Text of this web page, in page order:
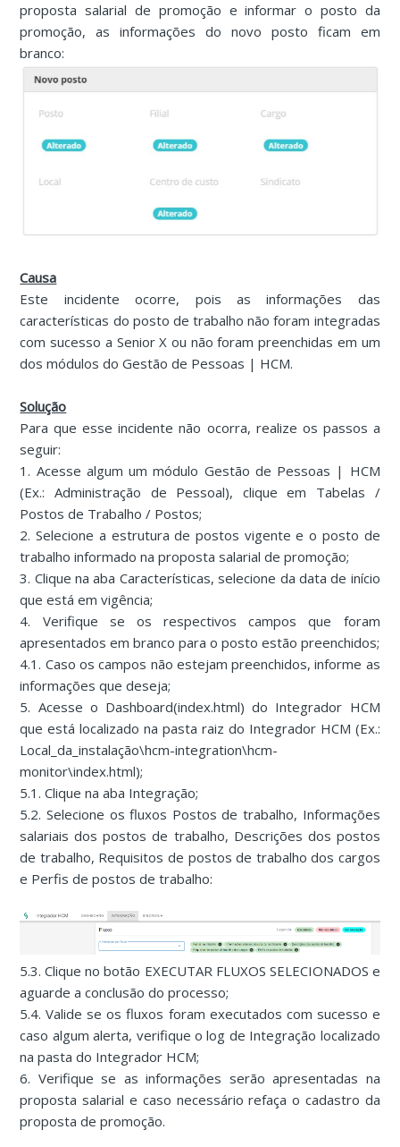
proposta salarial de promoção e informar o posto da
promoção, as informações do novo posto ficam em
branco:
Causa
Este incidente ocorre, pois as informações das
características do posto de trabalho não foram integradas
com sucesso a Senior X ou não foram preenchidas em um
dos módulos do Gestão de Pessoas | HCM.
Solução
Para que esse incidente não ocorra, realize os passos a
seguir:
1. Acesse algum um módulo Gestão de Pessoas | HCM
(Ex.: Administração de Pessoal), clique em Tabelas /
Postos de Trabalho / Postos;
2. Selecione a estrutura de postos vigente e o posto de
trabalho informado na proposta salarial de promoção;
3. Clique na aba Características, selecione da data de início
que está em vigência;
4. Verifique se os respectivos campos que foram
apresentados em branco para o posto estão preenchidos;
4.1. Caso os campos não estejam preenchidos, informe as
informações que deseja;
5. Acesse o Dashboard(index.html) do Integrador HCM
que está localizado na pasta raiz do Integrador HCM (Ex.:
Local_da_instalação\hcm-integration\hcm-
monitor\index.html);
5.1. Clique na aba Integração;
5.2. Selecione os fluxos Postos de trabalho, Informações
salariais dos postos de trabalho, Descrições dos postos
de trabalho, Requisitos de postos de trabalho dos cargos
e Perfis de postos de trabalho:
5.3. Clique no botão EXECUTAR FLUXOS SELECIONADOS e
aguarde a conclusão do processo;
5.4. Valide se os fluxos foram executados com sucesso e
caso algum alerta, verifique o log de Integração localizado
na pasta do Integrador HCM;
6. Verifique se as informações serão apresentadas na
proposta salarial e caso necessário refaça o cadastro da
proposta de promoção.